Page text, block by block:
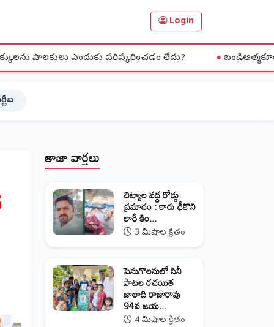
Login
పరిష్కరించడం లేదు? ●బండిఆత్మకూరు మండలం
తాజా వార్తలు
చిట్యాల వద్ద రోడ్డు
ప్రమాదం : కారు ఢీకొని
లారీ కిం...
3 నిమిషాల క్రితం
పెనుగొలనులో సినీ
పాటల రచయిత
జాలాది రాజారావు
94వ జయ...
4 నిమిషాల క్రితం